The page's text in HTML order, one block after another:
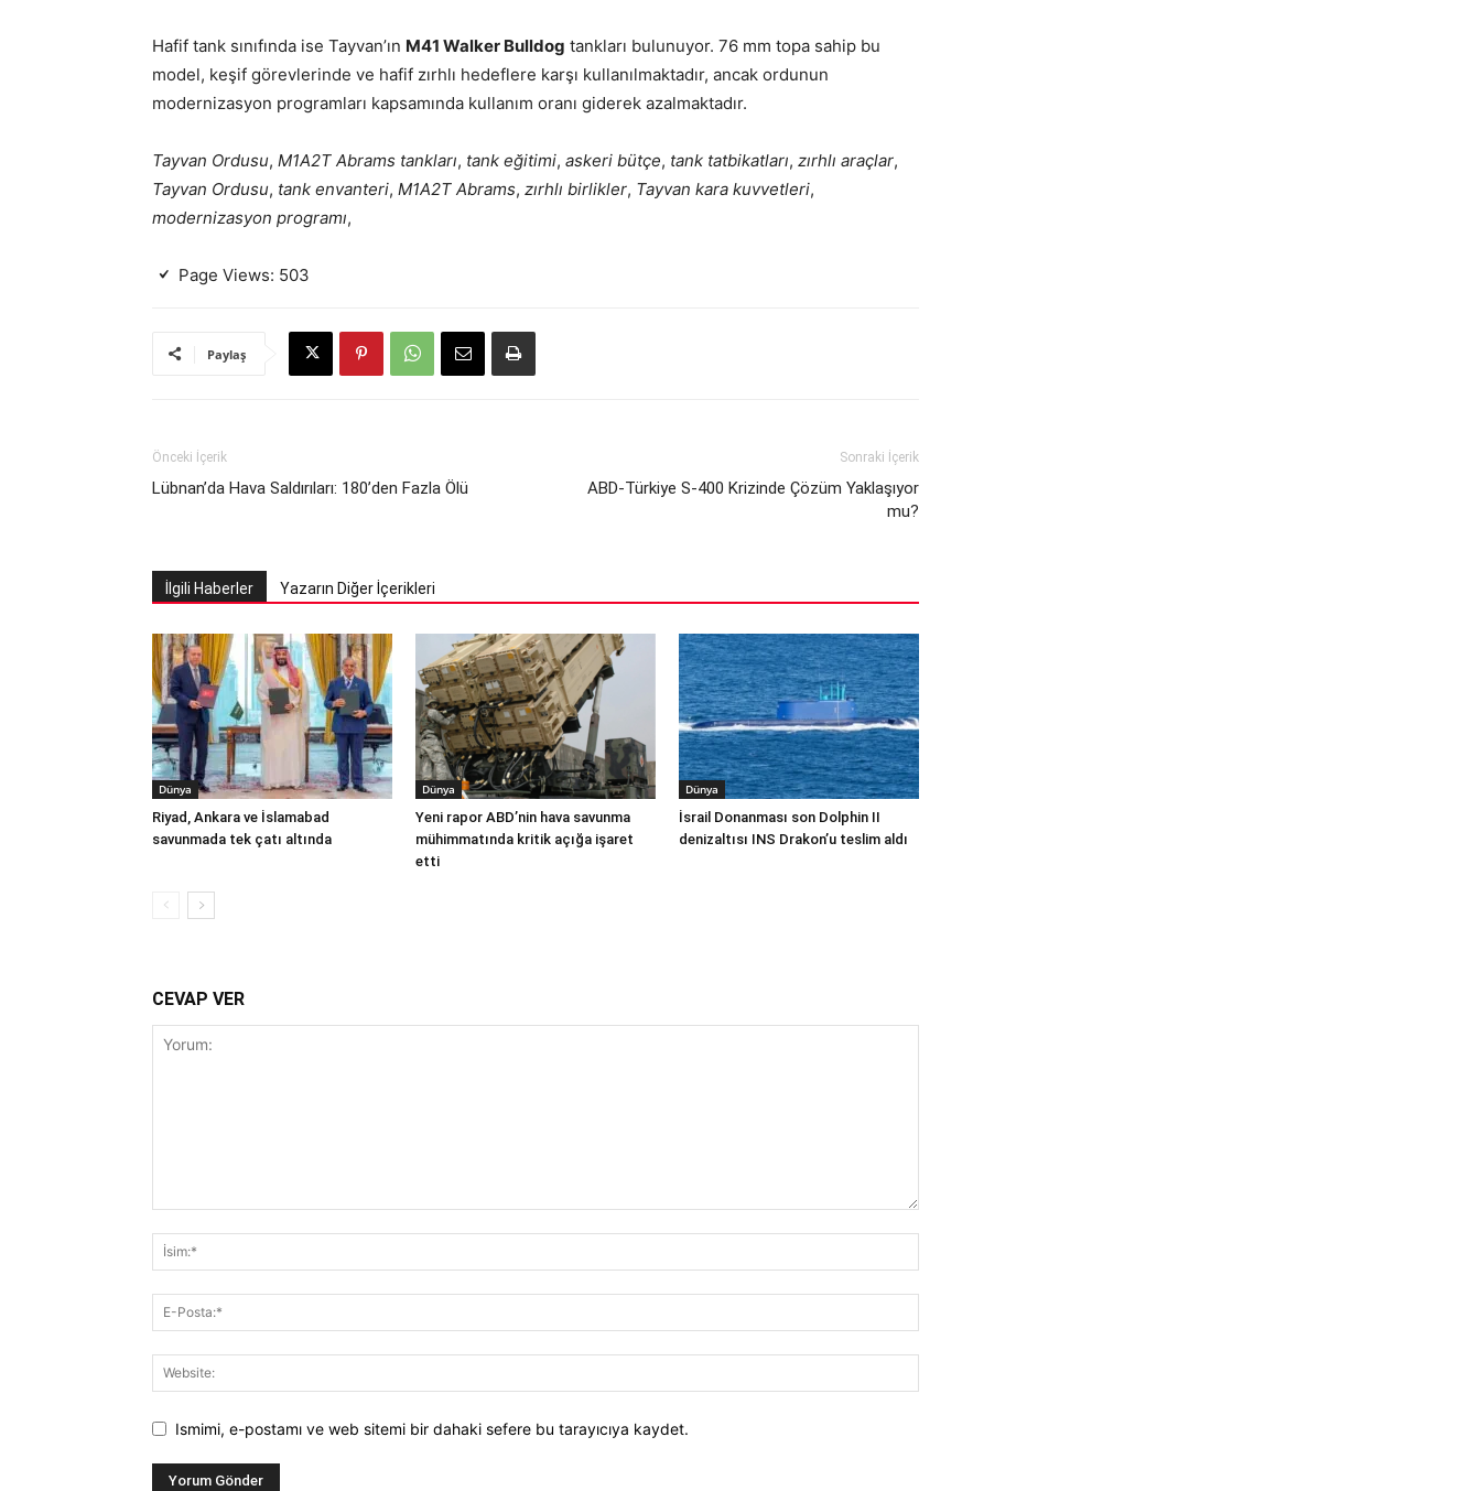
Hafif tank sınıfında ise Tayvan’ın M41 Walker Bulldog tankları bulunuyor. 76 mm topa sahip bu
model, keşif görevlerinde ve hafif zırhlı hedeflere karşı kullanılmaktadır, ancak ordunun
modernizasyon programları kapsamında kullanım oranı giderek azalmaktadır.
Tayvan Ordusu, M1A2T Abrams tankları, tank eğitimi, askeri bütçe, tank tatbikatları, zırhlı araçlar,
Tayvan Ordusu, tank envanteri, M1A2T Abrams, zırhlı birlikler, Tayvan kara kuvvetleri,
modernizasyon programı,
Page Views: 503
Paylaş
Önceki İçerik
Lübnan’da Hava Saldırıları: 180’den Fazla Ölü
Sonraki İçerik
ABD-Türkiye S-400 Krizinde Çözüm Yaklaşıyor
mu?
İlgili Haberler Yazarın Diğer İçerikleri
Dünya
Riyad, Ankara ve İslamabad
savunmada tek çatı altında
Dünya
Yeni rapor ABD’nin hava savunma
mühimmatında kritik açığa işaret
etti
Dünya
İsrail Donanması son Dolphin II
denizaltısı INS Drakon’u teslim aldı
CEVAP VER
Ismimi, e-postamı ve web sitemi bir dahaki sefere bu tarayıcıya kaydet.